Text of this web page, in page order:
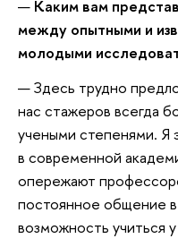
— Каким вам
между опытными и
молодыми
— Здесь трудно
нас стажеров всегда
учеными степенями. Я
в современной
опережают
постоянное общение
возможность учиться